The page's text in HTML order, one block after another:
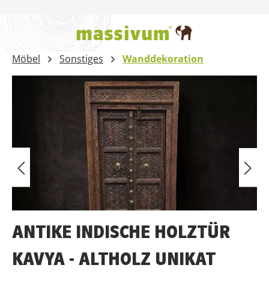
Möbel Sonstiges
Wanddekoration
Bildergalerie überspringen
ANTIKE INDISCHE HOLZTÜR
KAVYA - ALTHOLZ UNIKAT